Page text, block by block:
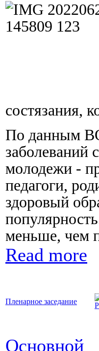
состязания,
По данным
заболеваний
молодежи -
педагоги,
здоровый
меньше, чем
Read more
Пленарное заседание
Основной